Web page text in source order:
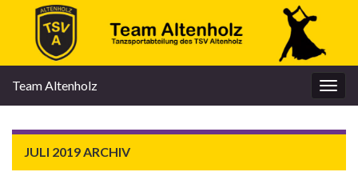
Team Altenholz
JULI 2019ARCHIV